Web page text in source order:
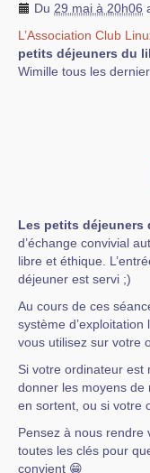
Du 29 mai à 20h06
L’Association Club
petits déjeuners du
Wimille tous les
Les petits déjeuners
d’échange convivial
libre et éthique.
déjeuner est servi ;)
Au cours de ces
système
vous utilisez sur votre
Si votre ordinateur est
donner les moyens
en sortent, ou si votre
Pensez à nous rendre
toutes les clés pour
convient 😁